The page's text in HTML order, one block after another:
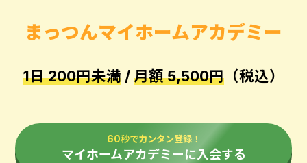
まっつんマイホームアカデミー
1日 200円未満/月額 5,500円（税込）
60秒でカンタン登録！
マイホームアカデミーに入会する